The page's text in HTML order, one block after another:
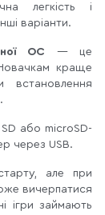
легкість і
варіанти.
ОС — це
краще
встановлення
або microSD-
через USB.
але при
вичерпатися
ігри займають